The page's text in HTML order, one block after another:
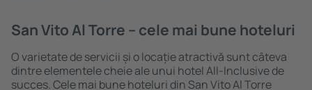
San Vito Al Torre – cele mai bune hoteluri
O varietate de servicii și o locație atractivă sunt câteva
dintre elementele cheie ale unui hotel All-Inclusive de
succes. Cele mai bune hoteluri din San Vito Al Torre